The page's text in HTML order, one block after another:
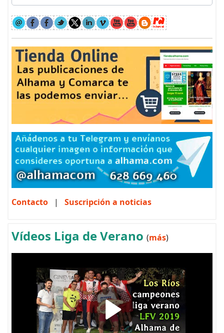
Contacto | Suscripción a noticias
Vídeos Liga de Verano (más)